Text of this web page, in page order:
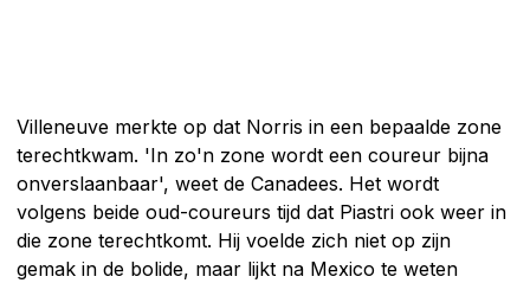
Villeneuve merkte op dat Norris in een bepaalde zone
terechtkwam. 'In zo'n zone wordt een coureur bijna
onverslaanbaar', weet de Canadees. Het wordt
volgens beide oud-coureurs tijd dat Piastri ook weer in
die zone terechtkomt. Hij voelde zich niet op zijn
gemak in de bolide, maar lijkt na Mexico te weten